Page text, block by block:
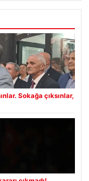
Sokağa çıksınlar,